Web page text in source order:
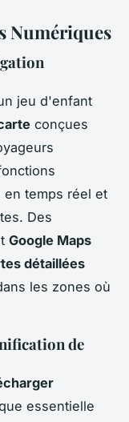
Numériques
jeu d'enfant
conçues
en temps réel et
Des
Google Maps
détaillées
les zones où
de
essentielle